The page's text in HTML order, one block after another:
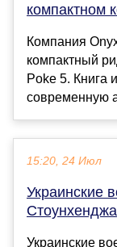
компактном
Компания
компактный
Poke 5. Книга
современную
15:20, 24 Июл
Украинские
Стоунхенджа
Украинские